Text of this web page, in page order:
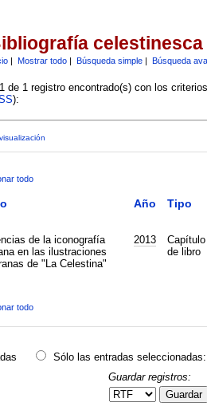
celestinesca
| Mostrar todo| Búsqueda simple| Búsqueda
de 1 registro encontrado(s) con los
):
todo
Año Tipo
de la iconografía
en las ilustraciones
de "La Celestina"
2013
Capítulo
de libro
todo
Sólo las entradas seleccionadas:
Guardar registros:
Guardar